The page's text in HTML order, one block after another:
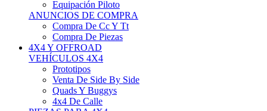
Equipación Piloto
ANUNCIOS DE COMPRA
Compra De Cc Y Tt
Compra De Piezas
4X4 Y OFFROAD
VEHÍCULOS 4X4
Prototipos
Venta De Side By Side
Quads Y Buggys
4x4 De Calle